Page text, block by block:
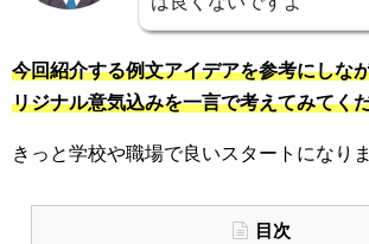
今回紹介する例文アイデアを参考にしな
リジナル意気込みを一言で考えてみてく
きっと学校や職場で良いスタートになり
目次